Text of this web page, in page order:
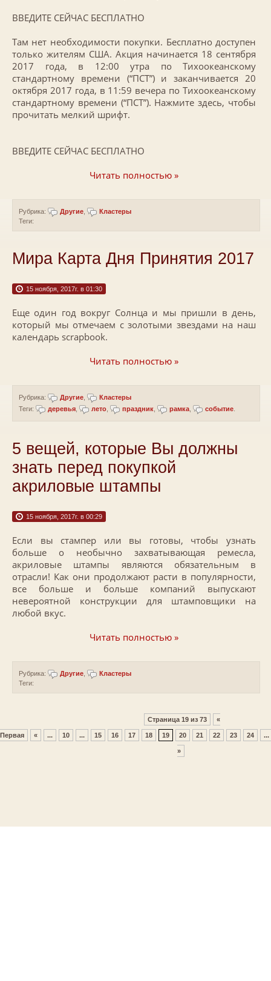
ВВЕДИТЕ СЕЙЧАС БЕСПЛАТНО
Там нет необходимости покупки. Бесплатно доступен
только жителям США. Акция начинается 18 сентября
2017 года, в 12:00 утра по Тихоокеанскому
стандартному времени (“ПСТ”) и заканчивается 20
октября 2017 года, в 11:59 вечера по Тихоокеанскому
стандартному времени (“ПСТ”). Нажмите здесь, чтобы
прочитать мелкий шрифт.
ВВЕДИТЕ СЕЙЧАС БЕСПЛАТНО
Читать полностью »
Рубрика: Другие
Кластеры
Теги:
Мира Карта Дня Принятия 2017
15 ноября, 2017г. в 01:30
Еще один год вокруг Солнца и мы пришли в день,
который мы отмечаем с золотыми звездами на наш
календарь scrapbook.
Читать полностью »
Рубрика: Другие
Кластеры
Теги:
деревья лето праздник рамка событие
5 вещей, которые Вы должны
знать перед покупкой
акриловые штампы
15 ноября, 2017г. в 00:29
Если вы стампер или вы готовы, чтобы узнать
больше о необычно захватывающая ремесла,
акриловые штампы являются обязательным в
отрасли! Как они продолжают расти в популярности,
все больше и больше компаний выпускают
невероятной конструкции для штамповщики на
любой вкус.
Читать полностью »
Рубрика: Другие
Кластеры
Теги:
Страница 19 из 73 «
Первая « ... 10 ... 15 16 17 18 19 20 21 22 23 24 ...
»